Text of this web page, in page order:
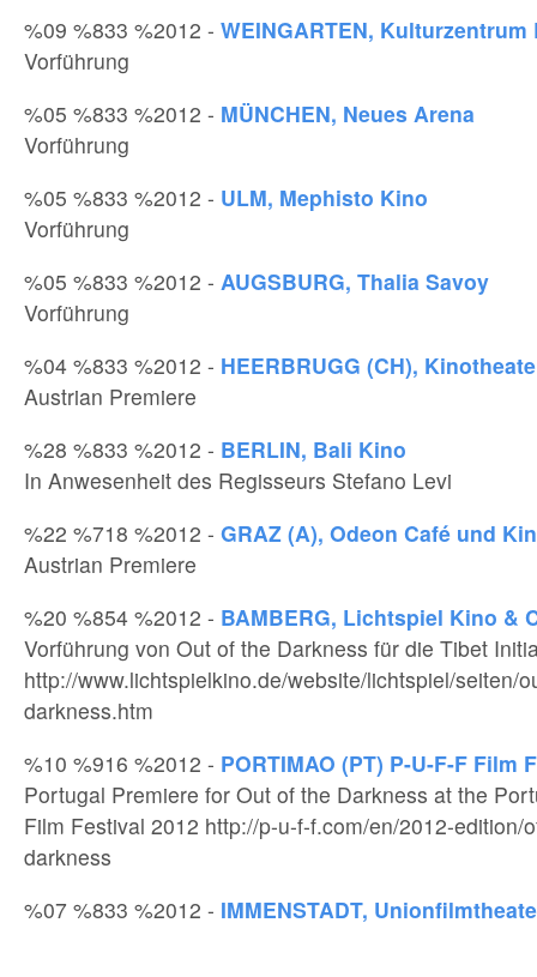
%09 %833 %2012 - WEINGARTEN, Kulturzentrum
Vorführung
%05 %833 %2012 - MÜNCHEN, Neues Arena
Vorführung
%05 %833 %2012 - ULM, Mephisto Kino
Vorführung
%05 %833 %2012 - AUGSBURG, Thalia Savoy
Vorführung
%04 %833 %2012 - HEERBRUGG (CH),
Austrian Premiere
%28 %833 %2012 - BERLIN, Bali Kino
In Anwesenheit des Regisseurs Stefano Levi
%22 %718 %2012 - GRAZ (A), Odeon Café und
Austrian Premiere
%20 %854 %2012 - BAMBERG, Lichtspiel Kino &
Vorführung von Out of the Darkness für die Tibet
http://www.lichtspielkino.de/website/lichtspiel/seiten/
darkness.htm
%10 %916 %2012 - PORTIMAO (PT) P-U-F-F Film
Portugal Premiere for Out of the Darkness at the
Film Festival 2012 http://p-u-f-f.com/en/2012-edition/
darkness
%07 %833 %2012 - IMMENSTADT,